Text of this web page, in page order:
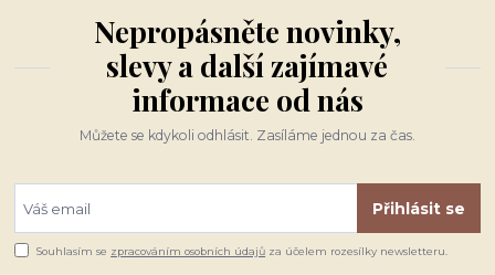
Nepropásněte novinky,
slevy a další zajímavé
informace od nás
Můžete se kdykoli odhlásit. Zasíláme jednou za čas.
Přihlásit se
Souhlasím se zpracováním osobních údajů za účelem rozesílky newsletteru.